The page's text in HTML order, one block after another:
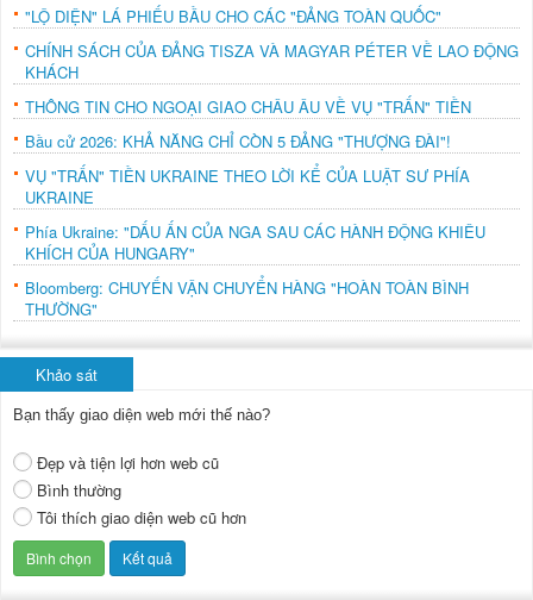
"LỘ DIỆN" LÁ PHIẾU BẦU CHO CÁC "ĐẢNG TOÀN QUỐC"
CHÍNH SÁCH CỦA ĐẢNG TISZA VÀ MAGYAR PÉTER VỀ LAO ĐỘNG
KHÁCH
THÔNG TIN CHO NGOẠI GIAO CHÂU ÂU VỀ VỤ "TRẤN" TIỀN
Bầu cử 2026: KHẢ NĂNG CHỈ CÒN 5 ĐẢNG "THƯỢNG ĐÀI"!
VỤ "TRẤN" TIỀN UKRAINE THEO LỜI KỂ CỦA LUẬT SƯ PHÍA
UKRAINE
Phía Ukraine: "DẤU ẤN CỦA NGA SAU CÁC HÀNH ĐỘNG KHIÊU
KHÍCH CỦA HUNGARY"
Bloomberg: CHUYẾN VẬN CHUYỂN HÀNG "HOÀN TOÀN BÌNH
THƯỜNG"
Khảo sát
Bạn thấy giao diện web mới thế nào?
Đẹp và tiện lợi hơn web cũ
Bình thường
Tôi thích giao diện web cũ hơn